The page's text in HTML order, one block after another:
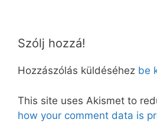
Szólj hozzá!
Hozzászólás küldéséhez be
This site uses Akismet to
how your comment data is